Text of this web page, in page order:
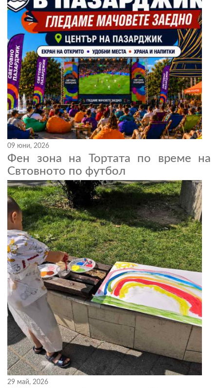
09 юни, 2026
Фен зона на Тортата по време на
Свтовното по футбол
29 май, 2026